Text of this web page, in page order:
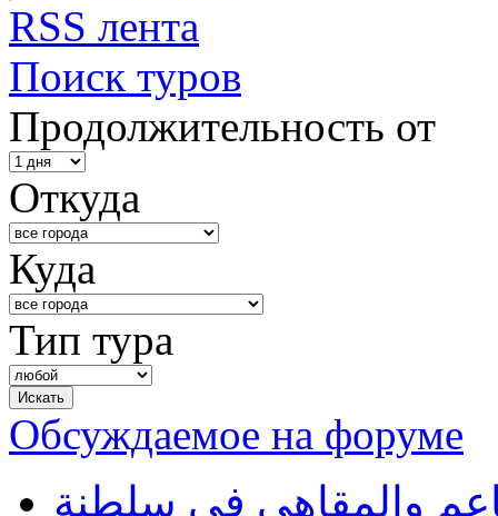
RSS лента
Поиск туров
Продолжительность от
Откуда
Куда
Тип тура
Обсуждаемое на форуме
والمقاهي في سلطنة